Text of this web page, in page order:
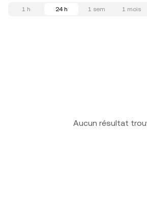
1 h 24 h 1 sem 1 mois
Aucun résultat